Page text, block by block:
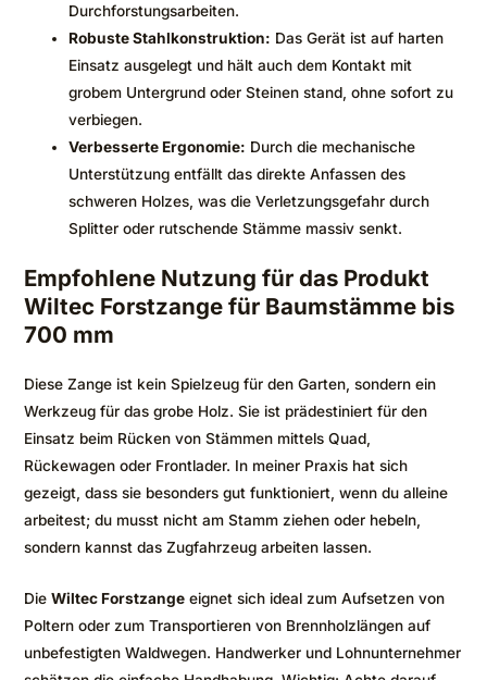
Durchforstungsarbeiten.
Robuste Stahlkonstruktion: Das Gerät ist auf harten
Einsatz ausgelegt und hält auch dem Kontakt mit
grobem Untergrund oder Steinen stand, ohne sofort zu
verbiegen.
Verbesserte Ergonomie: Durch die mechanische
Unterstützung entfällt das direkte Anfassen des
schweren Holzes, was die Verletzungsgefahr durch
Splitter oder rutschende Stämme massiv senkt.
Empfohlene Nutzung für das Produkt
Wiltec Forstzange für Baumstämme bis
700 mm
Diese Zange ist kein Spielzeug für den Garten, sondern ein
Werkzeug für das grobe Holz. Sie ist prädestiniert für den
Einsatz beim Rücken von Stämmen mittels Quad,
Rückewagen oder Frontlader. In meiner Praxis hat sich
gezeigt, dass sie besonders gut funktioniert, wenn du alleine
arbeitest; du musst nicht am Stamm ziehen oder hebeln,
sondern kannst das Zugfahrzeug arbeiten lassen.
Die Wiltec Forstzange eignet sich ideal zum Aufsetzen von
Poltern oder zum Transportieren von Brennholzlängen auf
unbefestigten Waldwegen. Handwerker und Lohnunternehmer